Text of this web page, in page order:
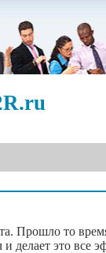
Прошло то
делает это все